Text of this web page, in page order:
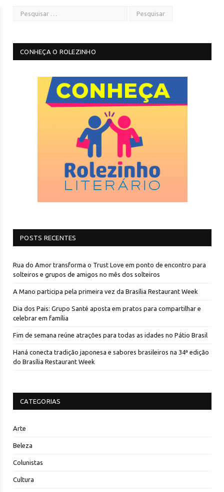
CONHEÇA O ROLEZINHO
POSTS RECENTES
Rua do Amor transforma o Trust Love em ponto de encontro para
solteiros e grupos de amigos no mês dos solteiros
A Mano participa pela primeira vez da Brasília Restaurant Week
Dia dos Pais: Grupo Santé aposta em pratos para compartilhar e
celebrar em família
Fim de semana reúne atrações para todas as idades no Pátio Brasil
Haná conecta tradição japonesa e sabores brasileiros na 34ª edição
do Brasília Restaurant Week
CATEGORIAS
Arte
Beleza
Colunistas
Cultura